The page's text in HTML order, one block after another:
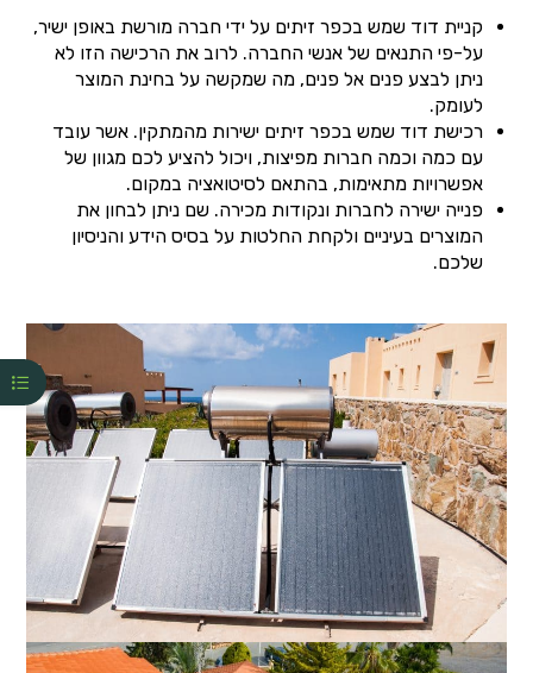
קניית דוד שמש בכפר זיתים על ידי חברה מורשת באופן ישיר,
על-פי התנאים של אנשי החברה. לרוב את הרכישה הזו לא
ניתן לבצע פנים אל פנים, מה שמקשה על בחינת המוצר
לעומק.
רכישת דוד שמש בכפר זיתים ישירות מהמתקין. אשר עובד
עם כמה וכמה חברות מפיצות, ויכול להציע לכם מגוון של
אפשרויות מתאימות, בהתאם לסיטואציה במקום.
פנייה ישירה לחברות ונקודות מכירה. שם ניתן לבחון את
המוצרים בעיניים ולקחת החלטות על בסיס הידע והניסיון
שלכם.